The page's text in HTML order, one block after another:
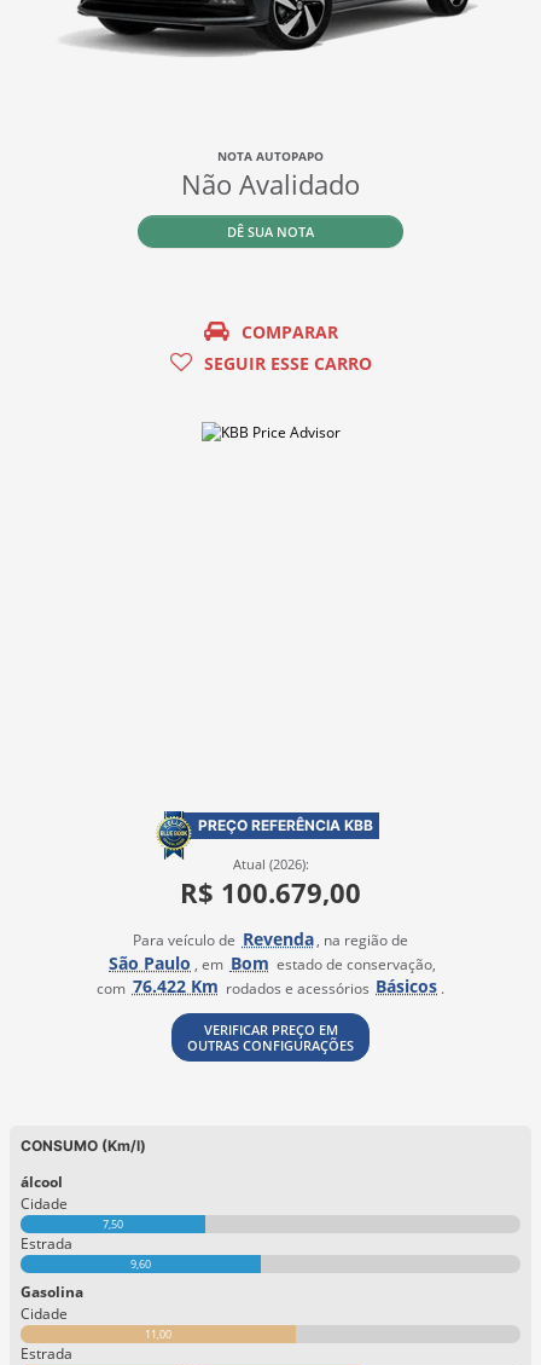
NOTA AUTOPAPO
Não Avalidado
DÊ SUA NOTA
COMPARAR
SEGUIR ESSE CARRO
PREÇO REFERÊNCIA KBB
Atual (2026):
R$ 100.679,00
Para veículo de Revenda , na região de
São Paulo , em Bom estado de conservação,
com 76.422 Km rodados e acessórios Básicos .
VERIFICAR PREÇO EM
OUTRAS CONFIGURAÇÕES
CONSUMO (Km/l)
álcool
Cidade
7,50
Estrada
9,60
Gasolina
Cidade
11,00
Estrada